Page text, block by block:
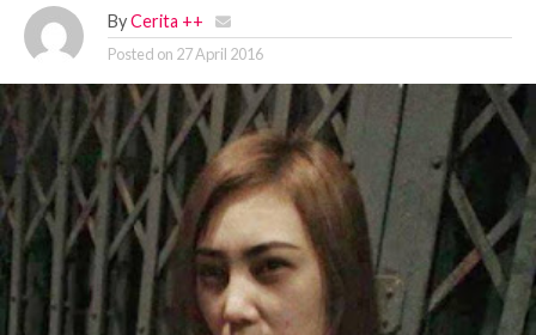
By Cerita ++
Posted on 27 April 2016